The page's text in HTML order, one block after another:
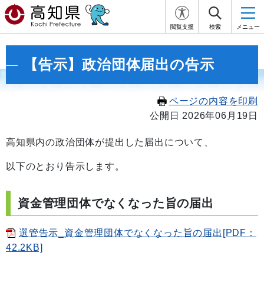
閲覧支援 検索 メニュー
【告示】政治団体届出の告示
ページの内容を印刷
公開日 2026年06月19日
高知県内の政治団体が提出した届出について、
以下のとおり告示します。
資金管理団体でなくなった旨の届出
選管告示_資金管理団体でなくなった旨の届出[PDF：
42.2KB]